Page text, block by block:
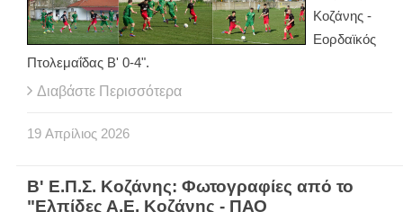
Κοζάνης -
Εορδαϊκός
Πτολεμαΐδας Β' 0-4".
Διαβάστε Περισσότερα
19 Απρίλιος 2026
Β' Ε.Π.Σ. Κοζάνης: Φωτογραφίες από το
"Ελπίδες Α.Ε. Κοζάνης - ΠΑΟ